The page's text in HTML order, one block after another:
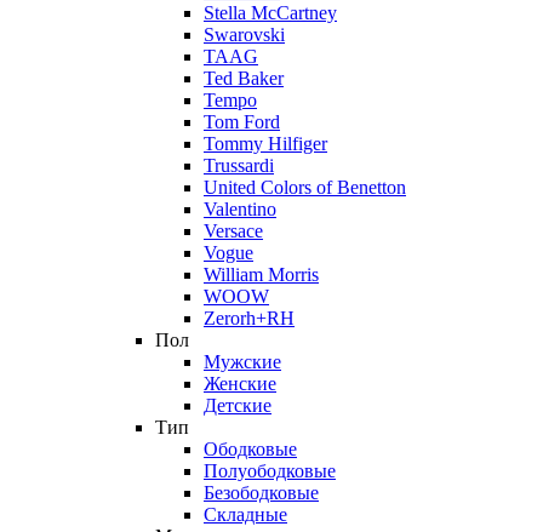
Stella McCartney
Swarovski
TAAG
Ted Baker
Tempo
Tom Ford
Tommy Hilfiger
Trussardi
United Colors of Benetton
Valentino
Versace
Vogue
William Morris
WOOW
Zerorh+RH
Пол
Мужские
Женские
Детские
Тип
Ободковые
Полуободковые
Безободковые
Складные